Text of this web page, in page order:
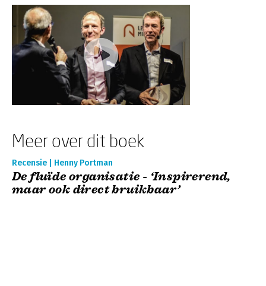
Meer over dit boek
Recensie | Henny Portman
De fluïde organisatie - ‘Inspirerend,
maar ook direct bruikbaar’